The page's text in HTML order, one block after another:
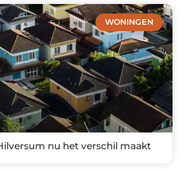
WONINGEN
nu het verschil maakt